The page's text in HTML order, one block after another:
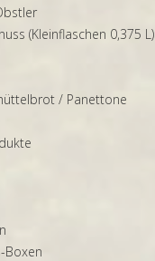
(Kleinflaschen 0,375 L)
/ Panettone
Boxen